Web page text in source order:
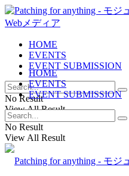
HOME
EVENTS
EVENT SUBMISSION
No Result
View All Result
HOME
EVENTS
EVENT SUBMISSION
No Result
View All Result